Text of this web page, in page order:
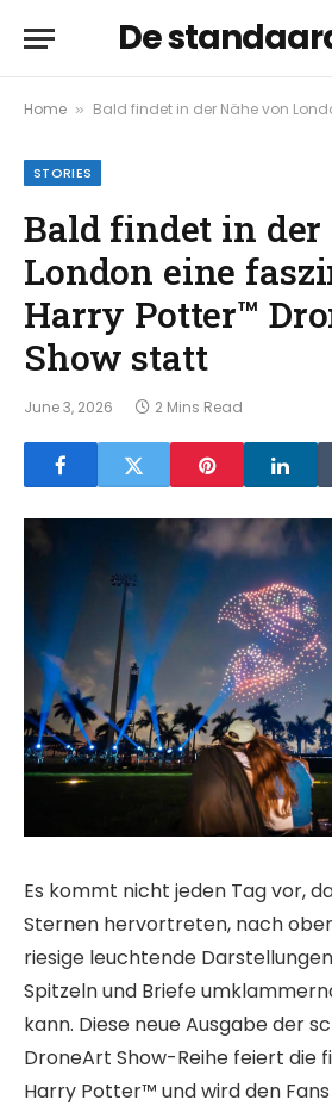
De
Home » Bald findet in der Nähe von London eine
STORIES
Bald findet in der
London eine
Harry Potter™
Show statt
June 3, 2026 2 Mins Read
Es kommt nicht jeden Tag vor,
Sternen hervortreten, nach
riesige leuchtende
Spitzeln und Briefe
kann. Diese neue Ausgabe der
DroneArt Show-Reihe feiert die
Harry Potter™ und wird den